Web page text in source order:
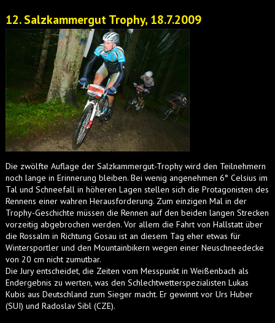
12. Salzkammergut Trophy, 18.7.2009
Die zwölfte Auflage der Salzkammergut-Trophy wird den Teilnehmern
noch lange in Erinnerung bleiben. Bei wenig angenehmen 6° Celsius im
Tal und Schneefall in höheren Lagen stellen sich die Protagonisten des
Rennens einer wahren Herausforderung. Zum einzigen Mal in der
Trophy-Geschichte müssen die Rennen auf den beiden langen Strecken
vorzeitig abgebrochen werden. Vor allem die Fahrt von Hallstatt über
die Rossalm in Richtung Gosau ist an diesem Tag eher etwas für
Wintersportler und den Mountainbikern wegen einer Neuschneedecke
von 20 cm nicht zumutbar.
Die Jury entscheidet, die Zeiten vom Messpunkt in Weißenbach als
Endergebnis zu werten, was den Schlechtwetterspezialisten Lukas
Kubis aus Deutschland zum Sieger macht. Er gewinnt vor Urs Huber
(SUI) und Radoslav Sibl (CZE).